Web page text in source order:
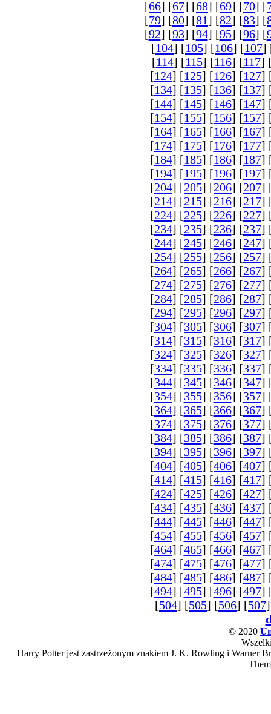
[66] [67] [68] [69] [70] [
[79] [80] [81] [82] [83] [
[92] [93] [94] [95] [96] [
[104] [105] [106] [107]
[114] [115] [116] [117]
[124] [125] [126] [127]
[134] [135] [136] [137]
[144] [145] [146] [147]
[154] [155] [156] [157]
[164] [165] [166] [167]
[174] [175] [176] [177]
[184] [185] [186] [187]
[194] [195] [196] [197]
[204] [205] [206] [207]
[214] [215] [216] [217]
[224] [225] [226] [227]
[234] [235] [236] [237]
[244] [245] [246] [247]
[254] [255] [256] [257]
[264] [265] [266] [267]
[274] [275] [276] [277]
[284] [285] [286] [287]
[294] [295] [296] [297]
[304] [305] [306] [307]
[314] [315] [316] [317]
[324] [325] [326] [327]
[334] [335] [336] [337]
[344] [345] [346] [347]
[354] [355] [356] [357]
[364] [365] [366] [367]
[374] [375] [376] [377]
[384] [385] [386] [387]
[394] [395] [396] [397]
[404] [405] [406] [407]
[414] [415] [416] [417]
[424] [425] [426] [427]
[434] [435] [436] [437]
[444] [445] [446] [447]
[454] [455] [456] [457]
[464] [465] [466] [467]
[474] [475] [476] [477]
[484] [485] [486] [487]
[494] [495] [496] [497]
[504] [505] [506] [507
© 2020
Harry Potter jest zastrzeżonym znakiem J. K. Rowling i Warner